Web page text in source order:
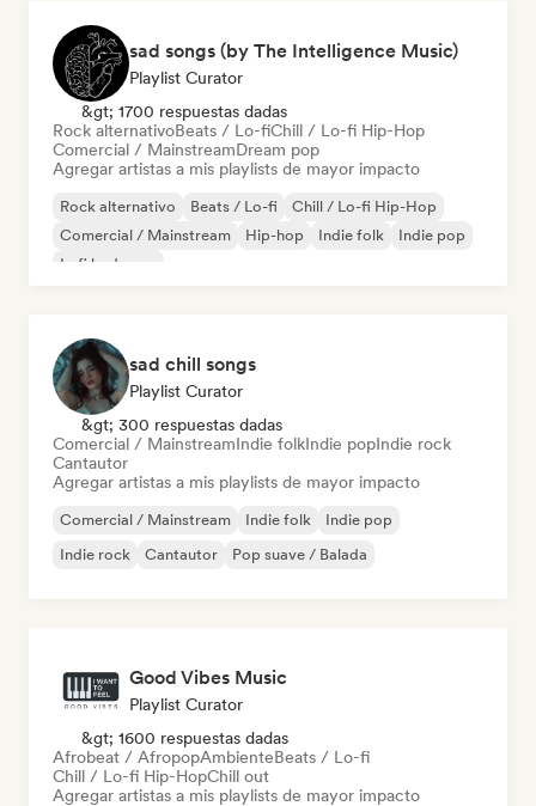
sad songs (by The Intelligence Music)
Playlist Curator
&gt; 1700 respuestas dadas
Rock alternativoBeats / Lo-fiChill / Lo-fi Hip-Hop
Comercial / MainstreamDream pop
Agregar artistas a mis playlists de mayor impacto
Rock alternativo Beats / Lo-fi
Chill / Lo-fi Hip-Hop
Comercial / Mainstream
Hip-hop Indie folk
Indie pop
Lofi bedroom
sad chill songs
Playlist Curator
&gt; 300 respuestas dadas
Comercial / MainstreamIndie folkIndie popIndie rock
Cantautor
Agregar artistas a mis playlists de mayor impacto
Comercial / Mainstream Indie folk
Indie pop
Indie rock
Cantautor Pop suave / Balada
Good Vibes Music
Playlist Curator
&gt; 1600 respuestas dadas
Afrobeat / AfropopAmbienteBeats / Lo-fi
Chill / Lo-fi Hip-HopChill out
Agregar artistas a mis playlists de mayor impacto